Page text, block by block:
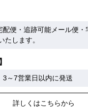
配便・追跡可能メール便・
たします。
3～7営業日以内に発送
詳しくはこちらから